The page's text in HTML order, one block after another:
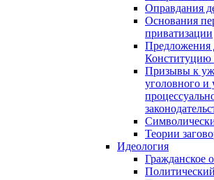
Оправдания
Основания
приватизации
Предложения
Конституцию
Призывы к
уголовного и
Теории
Идеология
Гражданское